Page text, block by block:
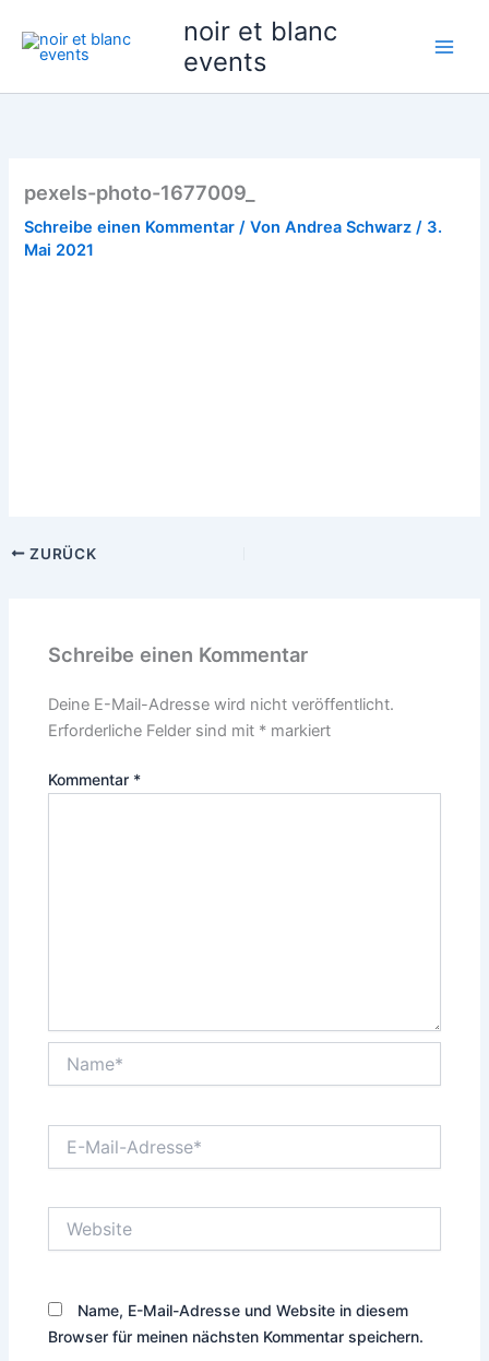
Inhalt
springen
noir et blanc
events
pexels-photo-1677009_
Schreibe einen Kommentar / VonAndrea Schwarz/ 3.
Mai 2021
ZURÜCK
Schreibe einen Kommentar
Deine E-Mail-Adresse wird nicht veröffentlicht.
Erforderliche Felder sind mit * markiert
Kommentar *
Mail-
Name, E-Mail-Adresse und Website in diesem
Browser für meinen nächsten Kommentar speichern.